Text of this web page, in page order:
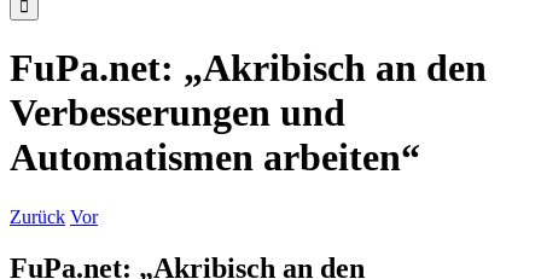
FuPa.net: „Akribisch an den
Verbesserungen und
Automatismen arbeiten“
Zurück Vor
FuPa.net: „Akribisch an den